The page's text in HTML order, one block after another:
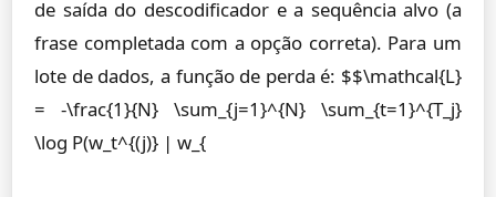
de saída do descodificador e a sequência alvo (a
frase completada com a opção correta). Para um
lote de dados, a função de perda é: $$\mathcal{L}
= -\frac{1}{N} \sum_{j=1}^{N} \sum_{t=1}^{T_j}
\log P(w_t^{(j)} | w_{